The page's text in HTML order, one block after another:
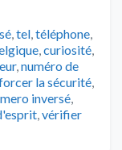
,tel,téléphone,
,curiosité,
,numéro de
la sécurité,
inversé,
,vérifier